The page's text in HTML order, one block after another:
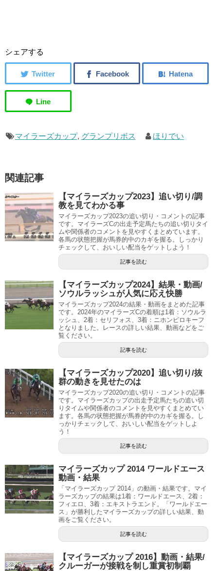
シェアする
マイラーズカップ, グランプリボス ほりでい
関連記事
【マイラーズカップ2023】追い切り/調
教を見てわかる事
マイラーズカップ2023の追い切り・コメントの記事
です。マイラーズCの出走予定馬たちの追い切りタイ
ムや関係者のコメントを見やすくまとめています。
各馬の状態把握が馬券的中のカギを握る。しっかり
チェックして、おいしい配当をゲットしよう！
記事を読む
【マイラーズカップ2024】結果・動画/
ソウルラッシュが人気に応え快勝
マイラーズカップ2024の結果・動画をまとめた記事
です。2024年のマイラーズCの着順は1着：ソウルラ
ッシュ、2着：セリフォス、3着：ニホンピロキーフ
となりました。レースの詳しい結果、動画などをご
覧ください。
記事を読む
【マイラーズカップ2020】追い切り/抜
群の動きを見せたのは
マイラーズカップ2020の追い切り・コメントの記事
です。マイラーズカップの出走予定馬たちの追い切
りタイムや関係者のコメントを見やすくまとめてい
ます。各馬の状態把握が馬券的中のカギを握る。し
っかりチェックして、おいしい配当をゲットしよ
う！
記事を読む
マイラーズカップ 2014 ワールドエース
動画・結果
「マイラーズカップ 2014」の動画・結果です。マイ
ラーズカップの結果は1着：ワールドエース、2着：
フィエロ、3着：エキストラエンド。「ワールドエー
ス」が勝利したマイラーズカップの詳しい結果、動
画をご覧ください。
記事を読む
【マイラーズカップ 2016】動画・結果/
クルーガーが接戦を制し重賞初制覇